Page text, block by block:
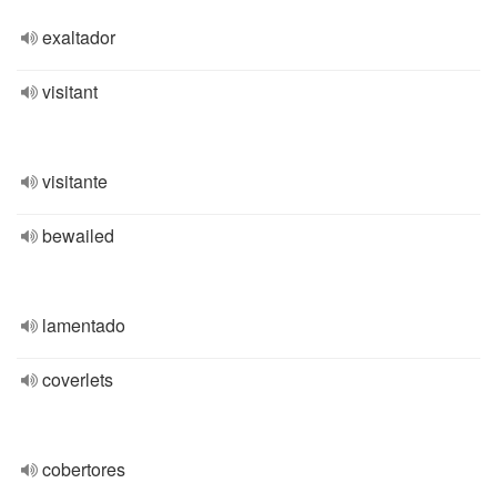
exaltador
visitant
visitante
bewailed
lamentado
coverlets
cobertores